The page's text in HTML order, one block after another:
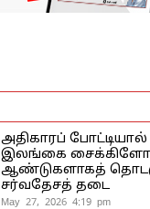
அதிகாரப் போட்டியால்
இலங்கை
ஆண்டுகளாகத்
சர்வதேசத் தடை
May 27, 2026 4:19 pm